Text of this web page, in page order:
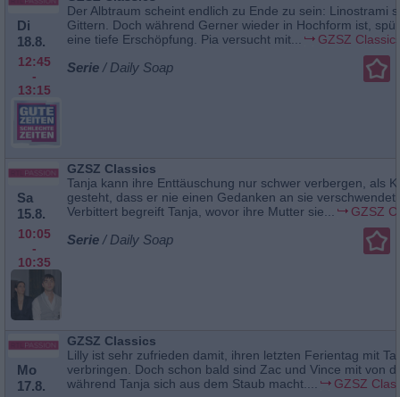
Di
18.8.
12:45
-
13:15
Der Albtraum scheint endlich zu Ende zu sein: Linostrami
Gittern. Doch während Gerner wieder in Hochform ist,
eine tiefe Erschöpfung. Pia versucht mit...
GZSZ
Serie / Daily Soap
Sa
15.8.
10:05
-
10:35
GZSZ Classics
Tanja kann ihre Enttäuschung nur schwer verbergen, als
gesteht, dass er nie einen Gedanken an sie verschwendet
Verbittert begreift Tanja, wovor ihre Mutter sie...
GZSZ
Serie / Daily Soap
Mo
17.8.
GZSZ Classics
Lilly ist sehr zufrieden damit, ihren letzten Ferientag mit
verbringen. Doch schon bald sind Zac und Vince mit von
während Tanja sich aus dem Staub macht....
GZSZ